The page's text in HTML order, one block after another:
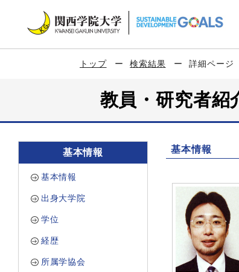
トップ 検索結果 詳細ページ
教員・研究者
基本情報
基本情報
出身大学院
学位
経歴
所属学協会
基本情報